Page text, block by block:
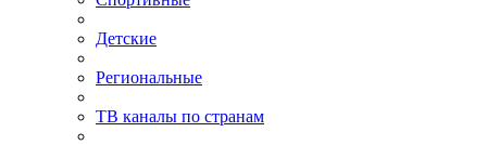
Детские
Региональные
ТВ каналы по странам